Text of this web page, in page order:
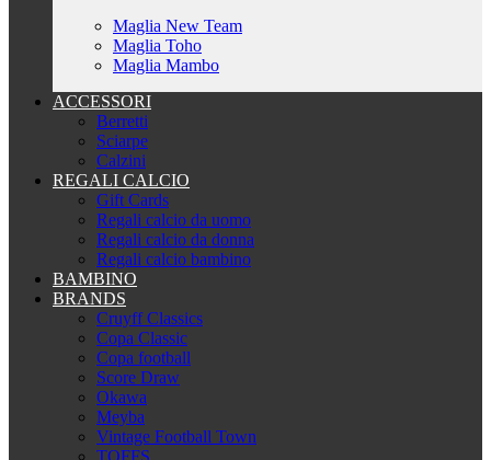
Maglia New Team
Maglia Toho
Maglia Mambo
ACCESSORI
Berretti
Sciarpe
Calzini
REGALI CALCIO
Gift Cards
Regali calcio da uomo
Regali calcio da donna
Regali calcio bambino
BAMBINO
BRANDS
Cruyff Classics
Copa Classic
Copa football
Score Draw
Okawa
Meyba
Vintage Football Town
TOFFS